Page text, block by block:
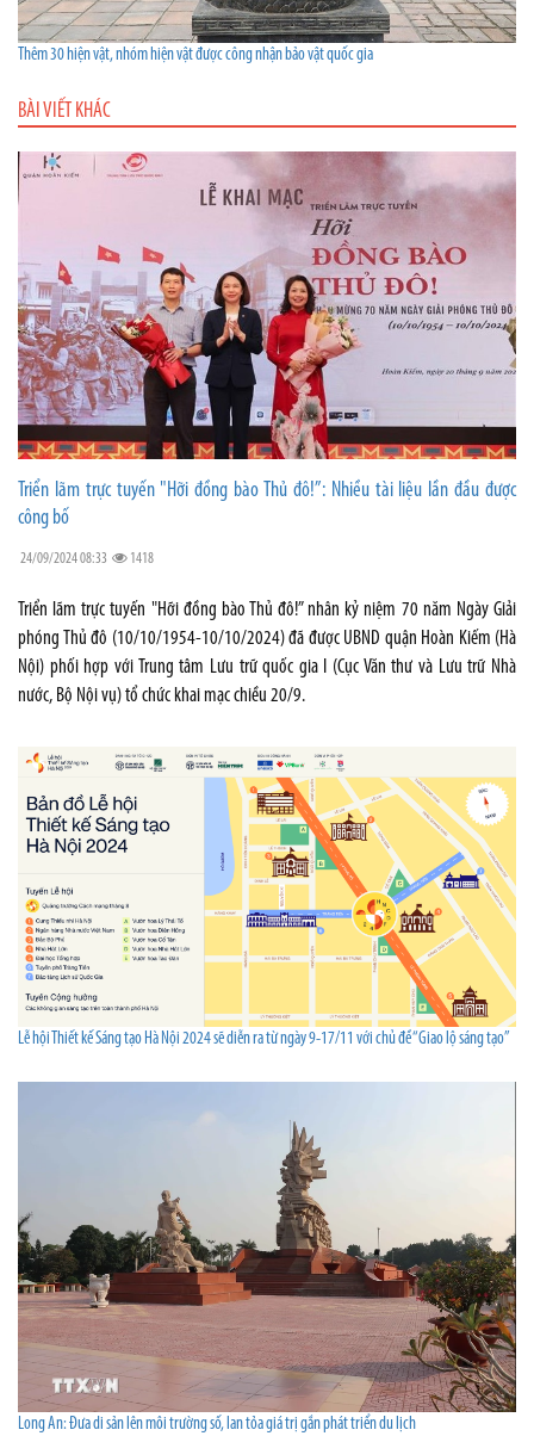
Thêm 30 hiện vật, nhóm hiện vật được công nhận bảo vật quốc gia
BÀI VIẾT KHÁC
Triển lãm trực tuyến "Hỡi đồng bào Thủ đô!”: Nhiều tài liệu lần đầu được
công bố
24/09/2024 08:33 1418
Triển lãm trực tuyến "Hỡi đồng bào Thủ đô!” nhân kỷ niệm 70 năm Ngày Giải
phóng Thủ đô (10/10/1954-10/10/2024) đã được UBND quận Hoàn Kiếm (Hà
Nội) phối hợp với Trung tâm Lưu trữ quốc gia I (Cục Văn thư và Lưu trữ Nhà
nước, Bộ Nội vụ) tổ chức khai mạc chiều 20/9.
Lễ hội Thiết kế Sáng tạo Hà Nội 2024 sẽ diễn ra từ ngày 9-17/11 với chủ đề “Giao lộ sáng tạo”
Long An: Đưa di sản lên môi trường số, lan tỏa giá trị gắn phát triển du lịch